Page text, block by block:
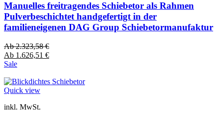
Manuelles freitragendes Schiebetor als Rahmen
Pulverbeschichtet handgefertigt in der
familieneigenen DAG Group Schiebetormanufaktur
Ab2.323,58€
Ab 1.626,51 €
Sale
Quick view
inkl. MwSt.